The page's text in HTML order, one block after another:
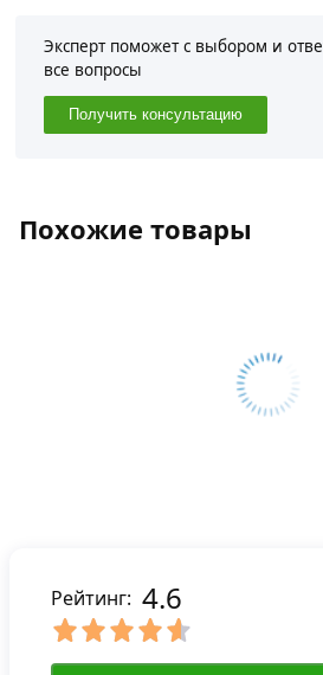
Эксперт поможет с выбором и
все вопросы
Получить консультацию
Похожие товары
Рейтинг: 4.6